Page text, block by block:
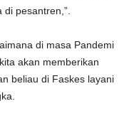
pesantren,”.
di masa Pandemi
akan memberikan
beliau di Faskes layani